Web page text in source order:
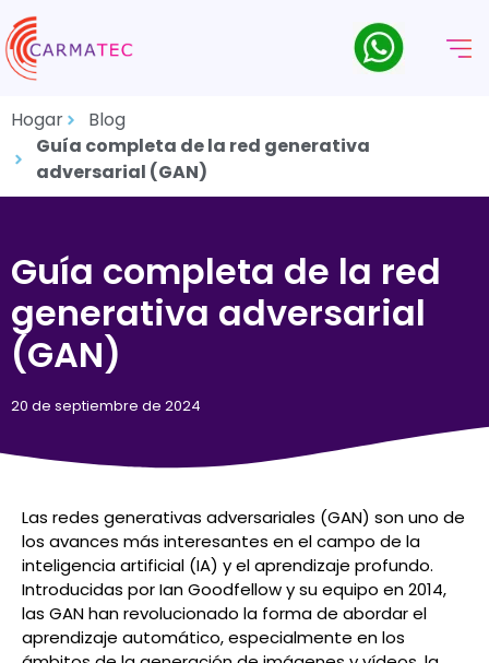
Hogar
Blog
Guía completa de la red generativa
adversarial (GAN)
Guía completa de la red
generativa adversarial
(GAN)
20 de septiembre de 2024
Las redes generativas adversariales (GAN) son uno de
los avances más interesantes en el campo de la
inteligencia artificial (IA) y el aprendizaje profundo.
Introducidas por Ian Goodfellow y su equipo en 2014,
las GAN han revolucionado la forma de abordar el
aprendizaje automático, especialmente en los